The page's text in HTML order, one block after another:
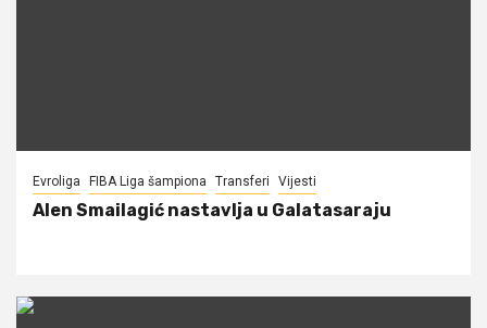
Evroliga FIBA Liga šampiona Transferi Vijesti
Alen Smailagić nastavlja u Galatasaraju